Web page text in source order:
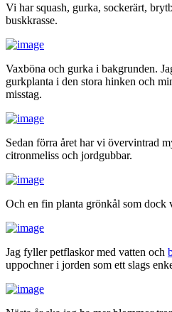
Vi har squash, gurka, sockerärt,
buskkrasse.
Vaxböna och gurka i bakgrunden.
gurkplanta i den stora hinken och
misstag.
Sedan förra året har vi övervintrad
citronmeliss och jordgubbar.
Och en fin planta grönkål som
Jag fyller petflaskor med vatten och
uppochner i jorden som ett slags